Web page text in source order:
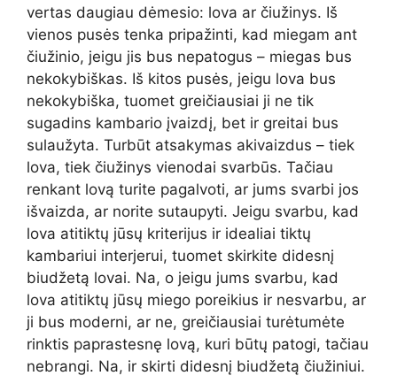
vertas daugiau dėmesio: lova ar čiužinys. Iš
vienos pusės tenka pripažinti, kad miegam ant
čiužinio, jeigu jis bus nepatogus – miegas bus
nekokybiškas. Iš kitos pusės, jeigu lova bus
nekokybiška, tuomet greičiausiai ji ne tik
sugadins kambario įvaizdį, bet ir greitai bus
sulaužyta. Turbūt atsakymas akivaizdus – tiek
lova, tiek čiužinys vienodai svarbūs. Tačiau
renkant lovą turite pagalvoti, ar jums svarbi jos
išvaizda, ar norite sutaupyti. Jeigu svarbu, kad
lova atitiktų jūsų kriterijus ir idealiai tiktų
kambariui interjerui, tuomet skirkite didesnį
biudžetą lovai. Na, o jeigu jums svarbu, kad
lova atitiktų jūsų miego poreikius ir nesvarbu, ar
ji bus moderni, ar ne, greičiausiai turėtumėte
rinktis paprastesnę lovą, kuri būtų patogi, tačiau
nebrangi. Na, ir skirti didesnį biudžetą čiužiniui.